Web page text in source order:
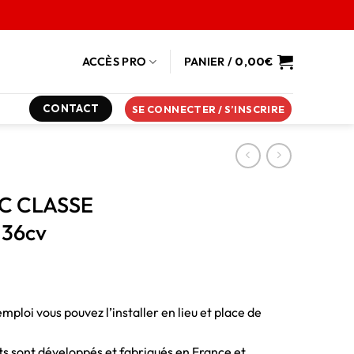
ACCÈS PRO PANIER / 0,00€
CONTACT SE CONNECTER / S’INSCRIRE
CLASSE
vous pouvez l’installer en lieu et place de